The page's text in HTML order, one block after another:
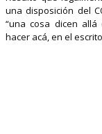
una disposición del
“una cosa dicen
hacer acá, en el